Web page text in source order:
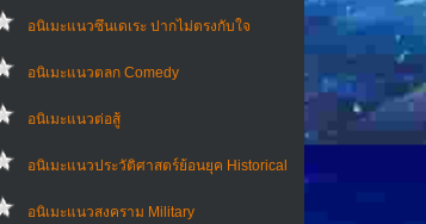
อนิเมะแนวซึนเดเระ ปากไม่ตรงกับใจ
อนิเมะแนวตลก Comedy
อนิเมะแนวต่อสู้
อนิเมะแนวประวัติศาสตร์ย้อนยุค Historical
อนิเมะแนวสงคราม Military